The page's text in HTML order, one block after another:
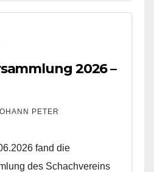
2026 –
PETER
fand die
des Schachvereins